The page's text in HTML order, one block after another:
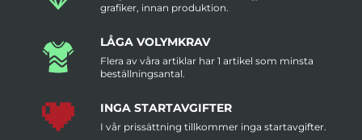
grafiker, innan produktion.
LÅGA VOLYMKRAV
Flera av våra artiklar har 1 artikel som minsta
beställningsantal.
INGA STARTAVGIFTER
I vår prissättning tillkommer inga startavgifter.